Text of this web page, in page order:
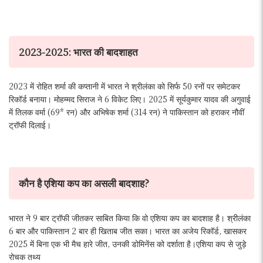
2023-2025: भारत की बादशाहत
2023 में रोहित शर्मा की कप्तानी में भारत ने श्रीलंका को सिर्फ 50 रनों पर समेटकर
रिकॉर्ड बनाया। मोहम्मद सिराज ने 6 विकेट लिए। 2025 में सूर्यकुमार यादव की अगुवाई
में तिलक वर्मा (69* रन) और अभिषेक शर्मा (314 रन) ने पाकिस्तान को हराकर नौवीं
ट्रॉफी दिलाई।
कौन है एशिया कप का असली बादशाह?
भारत ने 9 बार ट्रॉफी जीतकर साबित किया कि वो एशिया कप का बादशाह है। श्रीलंका
6 बार और पाकिस्तान 2 बार ही खिताब जीत सका। भारत का अजेय रिकॉर्ड, खासकर
2025 में बिना एक भी मैच हारे जीत, उनकी डोमिनेंस को दर्शाता है।एशिया कप से जुड़े
रोचक तथ्य